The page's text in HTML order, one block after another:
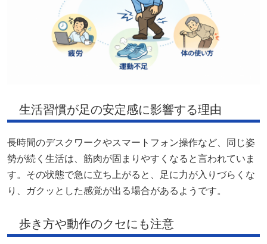
生活習慣が足の安定感に影響する理由
長時間のデスクワークやスマートフォン操作など、同じ姿
勢が続く生活は、筋肉が固まりやすくなると言われていま
す。その状態で急に立ち上がると、足に力が入りづらくな
り、ガクッとした感覚が出る場合があるようです。
歩き方や動作のクセにも注意